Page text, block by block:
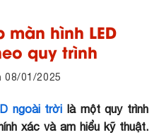
màn hình LED
quy trình
08/01/2025
ngoài trời là một quy trình
xác và am hiểu kỹ thuật.